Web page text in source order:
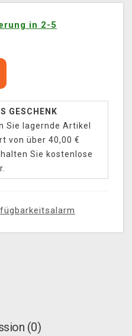
in 2-5
GESCHENK
Sie lagernde Artikel
von über 40,00 €
Sie kostenlose
(0)